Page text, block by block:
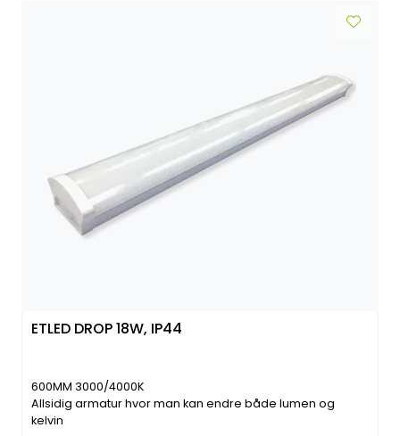
ETLED DROP 18W, IP44
600MM 3000/4000K
Allsidig armatur hvor man kan endre både lumen og
kelvin